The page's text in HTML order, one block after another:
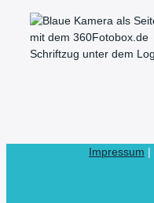
Impressum |